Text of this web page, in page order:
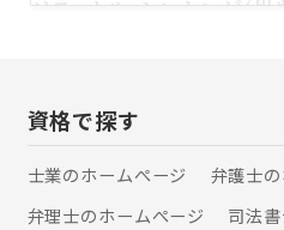
資格で探す
士業のホームぺージ
弁護士
弁理士のホームぺージ
司法